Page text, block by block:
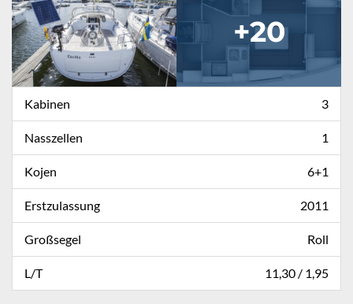
+20
Kabinen 3
Nasszellen 1
Kojen 6+1
Erstzulassung 2011
Großsegel Roll
L/T 11,30 / 1,95